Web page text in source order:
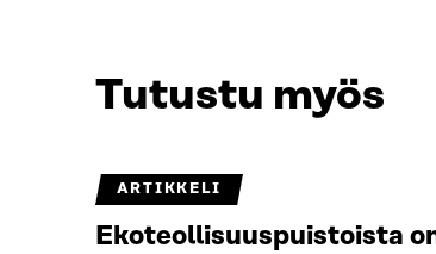
Tutustu myös
ARTIKKELI
Ekoteollisuuspuistoista